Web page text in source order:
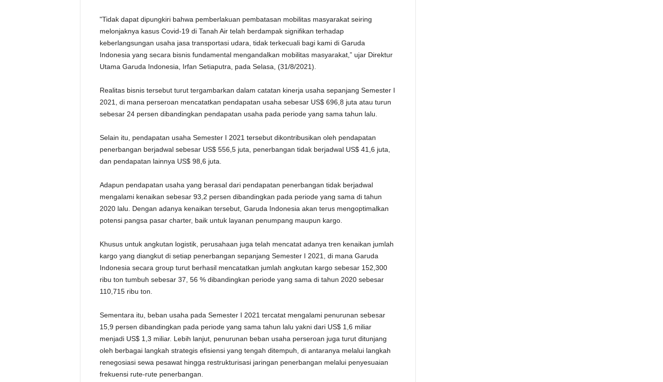
"Tidak dapat dipungkiri bahwa pemberlakuan pembatasan mobilitas masyarakat seiring
melonjaknya kasus Covid-19 di Tanah Air telah berdampak signifikan terhadap
keberlangsungan usaha jasa transportasi udara, tidak terkecuali bagi kami di Garuda
Indonesia yang secara bisnis fundamental mengandalkan mobilitas masyarakat,” ujar Direktur
Utama Garuda Indonesia, Irfan Setiaputra, pada Selasa, (31/8/2021).
Realitas bisnis tersebut turut tergambarkan dalam catatan kinerja usaha sepanjang Semester I
2021, di mana perseroan mencatatkan pendapatan usaha sebesar US$ 696,8 juta atau turun
sebesar 24 persen dibandingkan pendapatan usaha pada periode yang sama tahun lalu.
Selain itu, pendapatan usaha Semester I 2021 tersebut dikontribusikan oleh pendapatan
penerbangan berjadwal sebesar US$ 556,5 juta, penerbangan tidak berjadwal US$ 41,6 juta,
dan pendapatan lainnya US$ 98,6 juta.
Adapun pendapatan usaha yang berasal dari pendapatan penerbangan tidak berjadwal
mengalami kenaikan sebesar 93,2 persen dibandingkan pada periode yang sama di tahun
2020 lalu. Dengan adanya kenaikan tersebut, Garuda Indonesia akan terus mengoptimalkan
potensi pangsa pasar charter, baik untuk layanan penumpang maupun kargo.
Khusus untuk angkutan logistik, perusahaan juga telah mencatat adanya tren kenaikan jumlah
kargo yang diangkut di setiap penerbangan sepanjang Semester I 2021, di mana Garuda
Indonesia secara group turut berhasil mencatatkan jumlah angkutan kargo sebesar 152,300
ribu ton tumbuh sebesar 37, 56 % dibandingkan periode yang sama di tahun 2020 sebesar
110,715 ribu ton.
Sementara itu, beban usaha pada Semester I 2021 tercatat mengalami penurunan sebesar
15,9 persen dibandingkan pada periode yang sama tahun lalu yakni dari US$ 1,6 miliar
menjadi US$ 1,3 miliar. Lebih lanjut, penurunan beban usaha perseroan juga turut ditunjang
oleh berbagai langkah strategis efisiensi yang tengah ditempuh, di antaranya melalui langkah
renegosiasi sewa pesawat hingga restrukturisasi jaringan penerbangan melalui penyesuaian
frekuensi rute-rute penerbangan.